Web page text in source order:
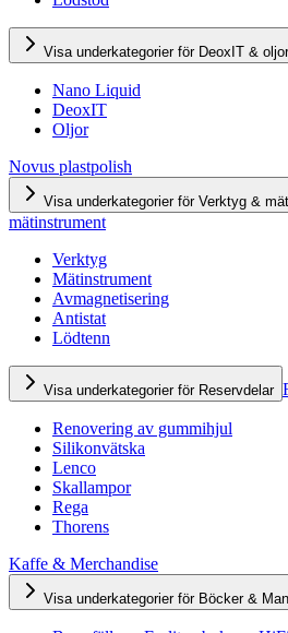
Visa underkategorier för DeoxIT & oljor
Nano Liquid
DeoxIT
Oljor
Novus plastpolish
Visa underkategorier för Verktyg &
mätinstrument
Verktyg
Mätinstrument
Avmagnetisering
Antistat
Lödtenn
Visa underkategorier för Reservdelar
Renovering av gummihjul
Silikonvätska
Lenco
Skallampor
Rega
Thorens
Kaffe & Merchandise
Visa underkategorier för Böcker &